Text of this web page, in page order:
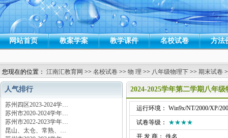
网站首页 教案学案 教学课件 名校试卷 方法
您现在的位置： 江南汇教育网 >> 名校试卷 >> 物 理 >> 八年级物理下 >> 期末试卷
人气排行
苏州四区2023-2024学…
苏州市2020-2024学年…
苏州市2022-2023学年…
昆山、太仓、常熟、…
2024-2025学年第二学期八年
运行环境： Win9x/NT/2000/XP/
试卷等级： ★★★★
开 发 商： 佚名